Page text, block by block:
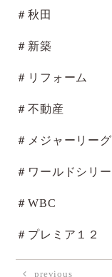
＃秋田
＃新築
＃リフォーム
＃不動産
＃メジャーリーグ
＃ワールドシリ
＃WBC
＃プレミア１２
previous